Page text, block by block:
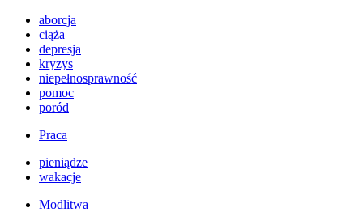
aborcja
ciąża
depresja
kryzys
niepełnosprawność
pomoc
poród
Praca
pieniądze
wakacje
Modlitwa